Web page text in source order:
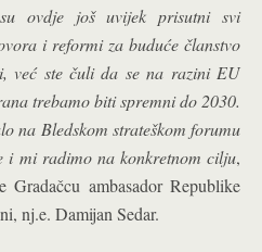
ovdje još uvijek prisutni svi
i reformi za buduće članstvo
već ste čuli da se na razini EU
trebamo biti spremni do 2030.
na Bledskom strateškom forumu
i mi radimo na konkretnom cilju,
ambasador Republike
nj.e. Damijan Sedar.